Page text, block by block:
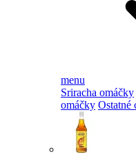
menu
Sriracha omáčky
omáčky Ostatné